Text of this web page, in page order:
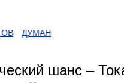
ДУМАН
шанс –